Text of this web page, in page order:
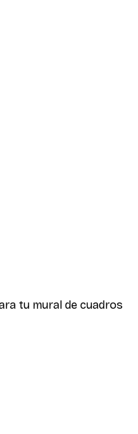
tu mural de cuadros